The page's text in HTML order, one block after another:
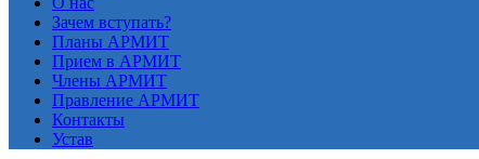
Зачем вступать?
Планы АРМИТ
Прием в АРМИТ
Члены АРМИТ
Правление АРМИТ
Контакты
Устав